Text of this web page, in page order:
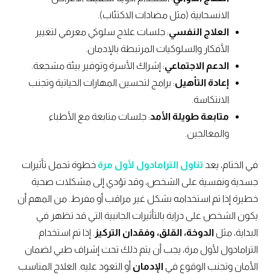
الانسحابية (مثل مضادات الاكتئاب).
العلاج النفسي : جلسات علاج سلوكي معرفي لتغيير
الأفكار والسلوكيات المرتبطة بالإدمان.
الدعم الاجتماعي : إشراك الأسرة وتوفير بيئة مشجعة.
إعادة التأهيل : برامج لتحسين المهارات الحياتية وتجنب
الانتكاسة.
متابعة طويلة الأمد: جلسات متابعة مع الأطباء
والمعالجين.
في الختام، يعدتناول الترامادول لأول مرةخطوة تحمل تأثيرات
جسدية ونفسية على الشخص، وقد تؤدي إلى مشكلات صحية
خطيرة إذا تم استخدامه بشكل غير مراقب أو مفرط. من المهم أن
يكون الشخص على دراية بالتأثيرات الجانبية التي قد تظهر في
البداية، مثل الدوخة، القلق، وفقدان التركيز. إذا تم استخدام
الترامادول لأول مرة، يجب أن يتم ذلك تحت إشراف طبي لضمان
الأمان وتجنب الوقوع في
الإدمانأو التعود عليه. العلاج المناسب